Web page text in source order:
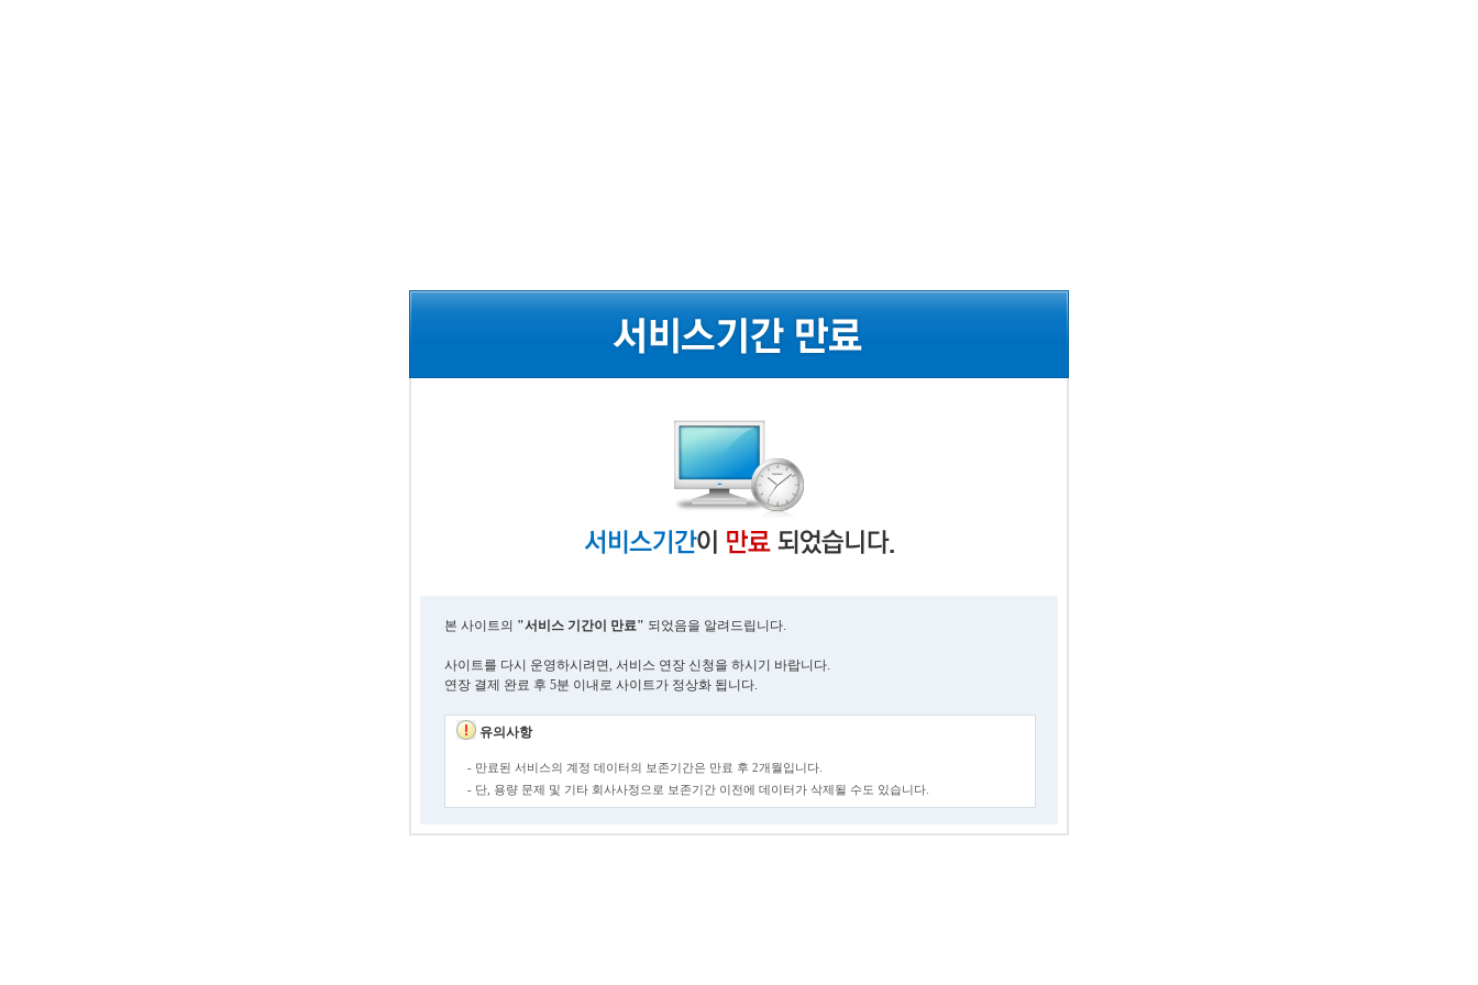
본 사이트의 "서비스 기간이 만료" 되었음을 알려드립니다.
사이트를 다시 운영하시려면, 서비스 연장 신청을 하시기 바랍니다.
연장 결제 완료 후 5분 이내로 사이트가 정상화 됩니다.
유의사항
- 만료된 서비스의 계정 데이터의 보존기간은 만료 후 2개월입니다.
- 단, 용량 문제 및 기타 회사사정으로 보존기간 이전에 데이터가 삭제될 수도 있습니다.